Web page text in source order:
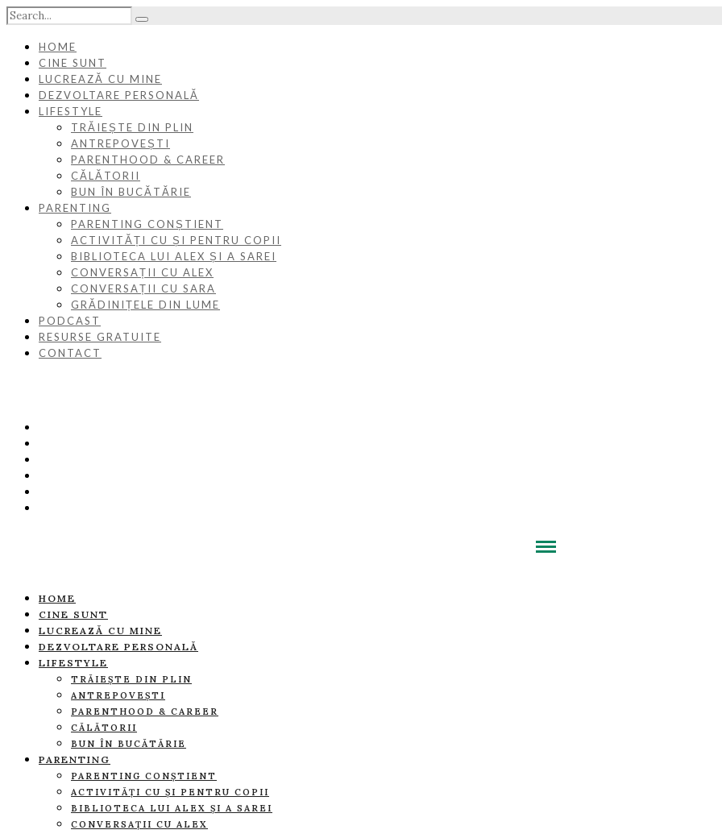
HOME
CINE SUNT
LUCREAZĂ CU MINE
DEZVOLTARE PERSONALĂ
LIFESTYLE
TRĂIEȘTE DIN PLIN
ANTREPOVEȘTI
PARENTHOOD & CAREER
CĂLĂTORII
BUN ÎN BUCĂTĂRIE
PARENTING
PARENTING CONȘTIENT
ACTIVITĂȚI CU ȘI PENTRU COPII
BIBLIOTECA LUI ALEX ȘI A SAREI
CONVERSAȚII CU ALEX
CONVERSAȚII CU SARA
GRĂDINIȚELE DIN LUME
PODCAST
RESURSE GRATUITE
CONTACT
HOME
CINE SUNT
LUCREAZĂ CU MINE
DEZVOLTARE PERSONALĂ
LIFESTYLE
TRĂIEȘTE DIN PLIN
ANTREPOVEȘTI
PARENTHOOD & CAREER
CĂLĂTORII
BUN ÎN BUCĂTĂRIE
PARENTING
PARENTING CONȘTIENT
ACTIVITĂȚI CU ȘI PENTRU COPII
BIBLIOTECA LUI ALEX ȘI A SAREI
CONVERSAȚII CU ALEX